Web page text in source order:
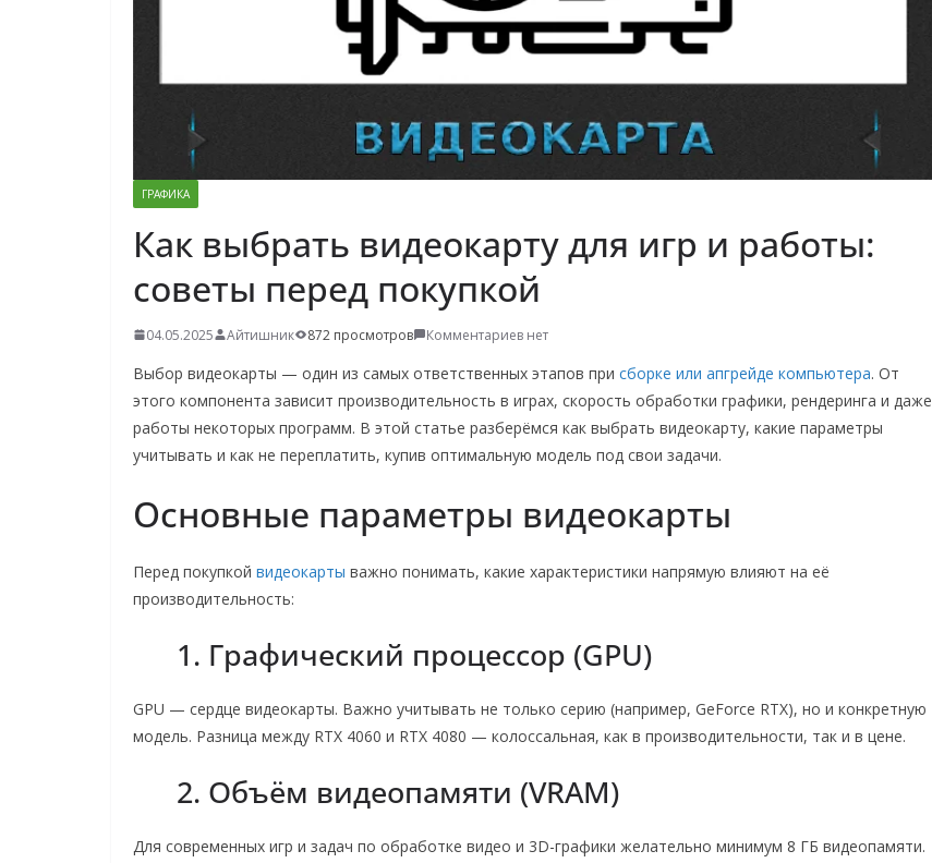
ГРАФИКА
Как выбрать видеокарту для игр и работы:
советы перед покупкой
04.05.2025 Айтишник 872 просмотров Комментариев нет
Выбор видеокарты — один из самых ответственных этапов при сборке или апгрейде компьютера. От
этого компонента зависит производительность в играх, скорость обработки графики, рендеринга и даже
работы некоторых программ. В этой статье разберёмся как выбрать видеокарту, какие параметры
учитывать и как не переплатить, купив оптимальную модель под свои задачи.
Основные параметры видеокарты
Перед покупкой видеокарты важно понимать, какие характеристики напрямую влияют на её
производительность:
1. Графический процессор (GPU)
GPU — сердце видеокарты. Важно учитывать не только серию (например, GeForce RTX), но и конкретную
модель. Разница между RTX 4060 и RTX 4080 — колоссальная, как в производительности, так и в цене.
2. Объём видеопамяти (VRAM)
Для современных игр и задач по обработке видео и 3D-графики желательно минимум 8 ГБ видеопамяти.